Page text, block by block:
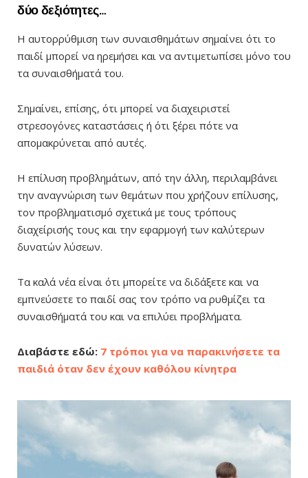
δύο δεξιότητες…
Η αυτορρύθμιση των συναισθημάτων σημαίνει ότι το
παιδί μπορεί να ηρεμήσει και να αντιμετωπίσει μόνο του
τα συναισθήματά του.
Σημαίνει, επίσης, ότι μπορεί να διαχειριστεί
στρεσογόνες καταστάσεις ή ότι ξέρει πότε να
απομακρύνεται από αυτές.
Η επίλυση προβλημάτων, από την άλλη, περιλαμβάνει
την αναγνώριση των θεμάτων που χρήζουν επίλυσης,
τον προβληματισμό σχετικά με τους τρόπους
διαχείρισής τους και την εφαρμογή των καλύτερων
δυνατών λύσεων.
Τα καλά νέα είναι ότι μπορείτε να διδάξετε και να
εμπνεύσετε το παιδί σας τον τρόπο να ρυθμίζει τα
συναισθήματά του και να επιλύει προβλήματα.
Διαβάστε εδώ: 7 τρόποι για να παρακινήσετε τα
παιδιά όταν δεν έχουν καθόλου κίνητρα